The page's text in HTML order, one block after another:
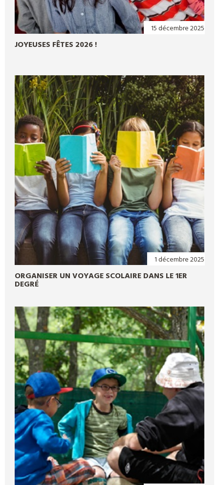
15 décembre 2025
JOYEUSES FÊTES 2026 !
1 décembre 2025
ORGANISER UN VOYAGE SCOLAIRE DANS LE 1ER
DEGRÉ